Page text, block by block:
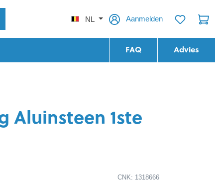
NL Aanmelden
FAQ Advies
Aluinsteen 1ste
CNK: 1318666